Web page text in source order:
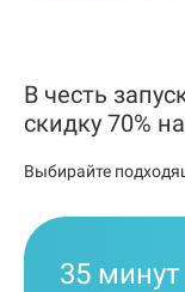
В честь
скидку 70%
Выбирайте
35 минут